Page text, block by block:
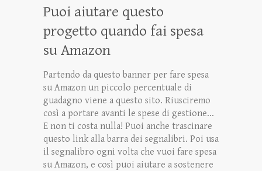
Puoi aiutare questo
progetto quando fai spesa
su Amazon
Partendo da questo banner per fare spesa
su Amazon un piccolo percentuale di
guadagno viene a questo sito. Riusciremo
così a portare avanti le spese di gestione...
E non ti costa nulla! Puoi anche trascinare
questo link alla barra dei segnalibri. Poi usa
il segnalibro ogni volta che vuoi fare spesa
su Amazon, e così puoi aiutare a sostenere